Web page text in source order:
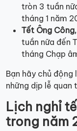
tròn 3 tuần
tháng 1 năm
Tết Ông
tuần nữa đến
tháng Chạp
Bạn hãy chủ
những dịp lễ quan
Lịch nghỉ
trong năm